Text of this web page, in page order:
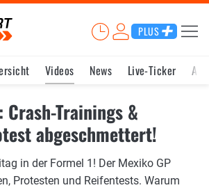
PLUS
Videos News Live-Ticker
Crash-Trainings &
abgeschmettert!
in der Formel 1! Der Mexiko GP
Protesten und Reifentests. Warum